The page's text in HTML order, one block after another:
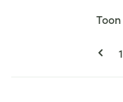
1
Toon